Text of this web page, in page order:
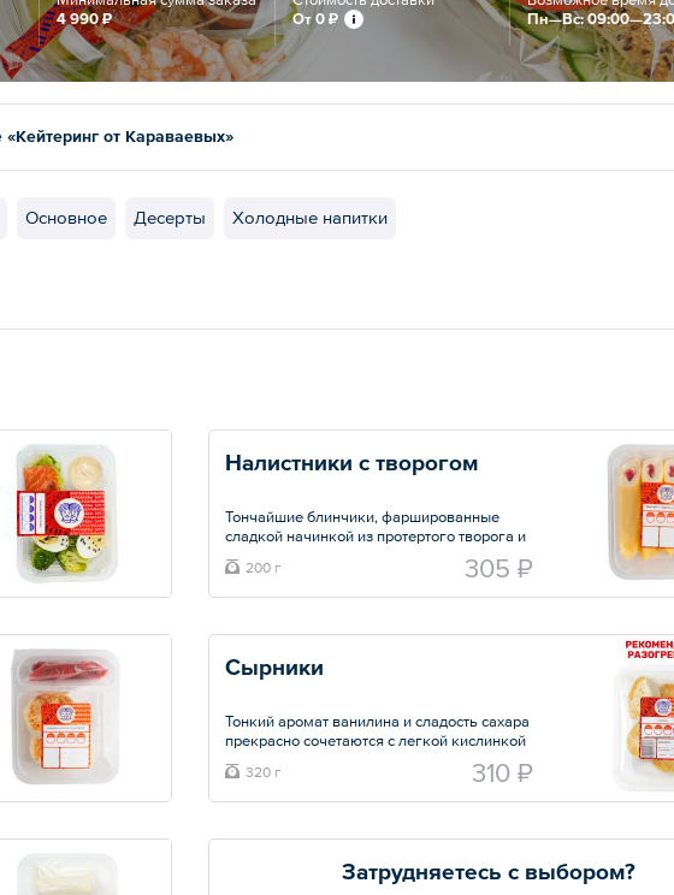
4 990 ₽
От0 ₽
Пн—Вс:
«Кейтеринг от Караваевых»
Основное Десерты Холодные напитки
Налистники с творогом
Тончайшие блинчики, фаршированные
сладкой начинкой из протертого творога и
Общий вес – 200 г
200 г 305 ₽
Сырники
Тонкий аромат ванилина и сладость сахара
прекрасно сочетаются с легкой кислинкой
форму и делает сырники более пышными
создавая неповторимую вкусовую гамму. В
320 г 310 ₽
Затрудняетесь с выбором?